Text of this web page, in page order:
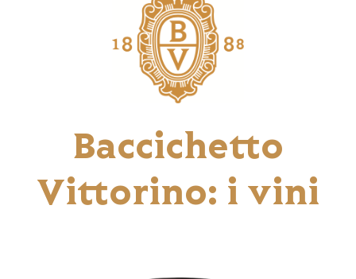
Baccichetto
Vittorino: i vini